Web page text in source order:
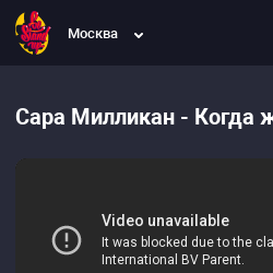
Москва
Сара Милликан - Когда